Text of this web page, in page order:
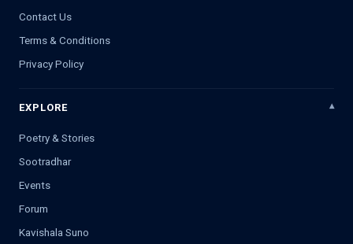
Contact Us
Terms & Conditions
Privacy Policy
EXPLORE
Poetry & Stories
Sootradhar
Events
Forum
Kavishala Suno